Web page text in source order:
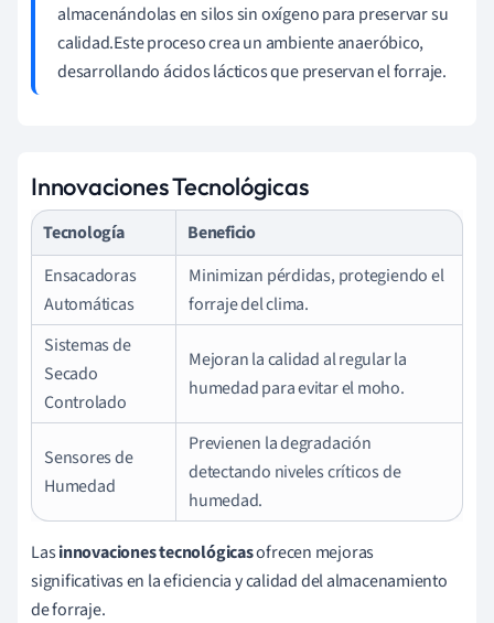
almacenándolas en silos sin oxígeno para preservar su
calidad.Este proceso crea un ambiente anaeróbico,
desarrollando ácidos lácticos que preservan el forraje.
Innovaciones Tecnológicas
Tecnología
Beneficio
Ensacadoras
Automáticas
Minimizan pérdidas, protegiendo el
forraje del clima.
Sistemas de
Secado
Controlado
Mejoran la calidad al regular la
humedad para evitar el moho.
Sensores de
Humedad
Previenen la degradación
detectando niveles críticos de
humedad.
Lasinnovaciones tecnológicasofrecen mejoras
significativas en la eficiencia y calidad del almacenamiento
de forraje.